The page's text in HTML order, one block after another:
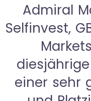
Admiral
Selfinvest,
einer sehr